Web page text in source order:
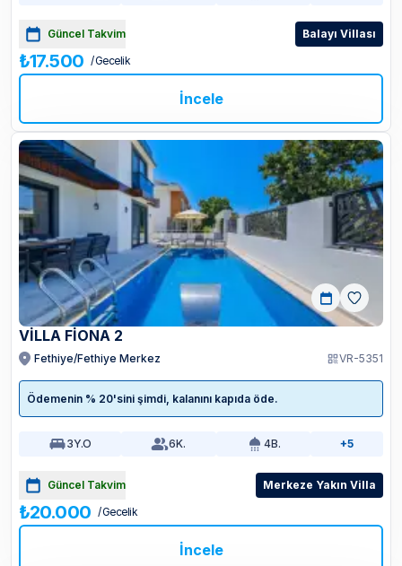
Güncel Takvim Balayı Villası
₺17.500 / Gecelik
İncele
VİLLA FİONA 2
Fethiye/Fethiye Merkez VR-5351
Ödemenin % 20'sini şimdi, kalanını kapıda öde.
3Y.O 6K. 4B. +5
Güncel Takvim Merkeze Yakın Villa
₺20.000 / Gecelik
İncele